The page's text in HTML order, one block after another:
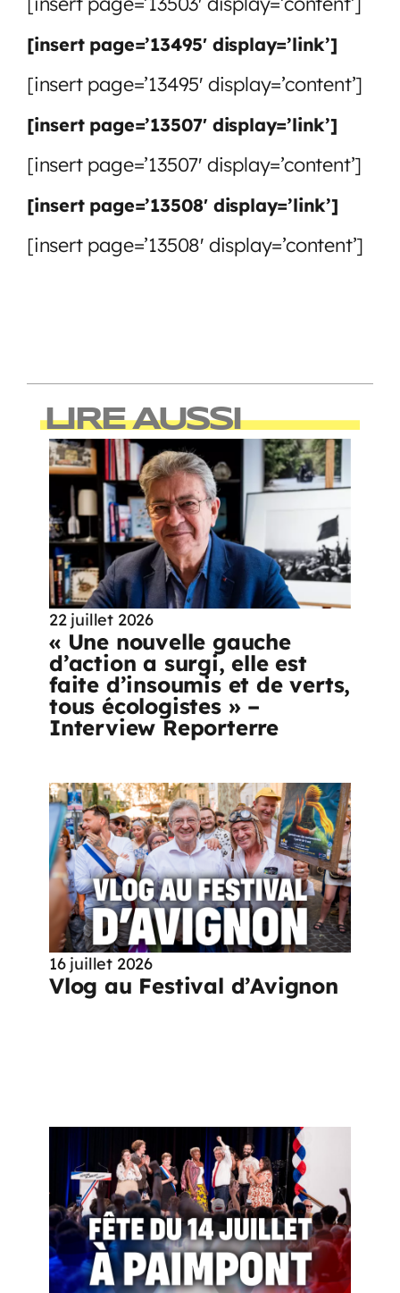
[insert page=’13495′ display=’link’]
[insert page=’13495′ display=’content’]
[insert page=’13507′ display=’link’]
[insert page=’13507′ display=’content’]
[insert page=’13508′ display=’link’]
[insert page=’13508′ display=’content’]
LIRE AUSSI
22 juillet 2026
« Une nouvelle gauche
d’action a surgi, elle est
faite d’insoumis et de verts,
tous écologistes » –
Interview Reporterre
16 juillet 2026
Vlog au Festival d’Avignon